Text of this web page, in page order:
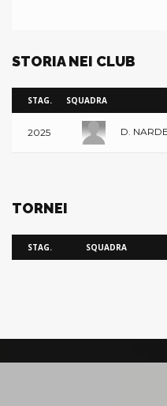
STORIA NEI CLUB
STAG. SQUADRA
2025 D.
TORNEI
STAG. SQUADRA